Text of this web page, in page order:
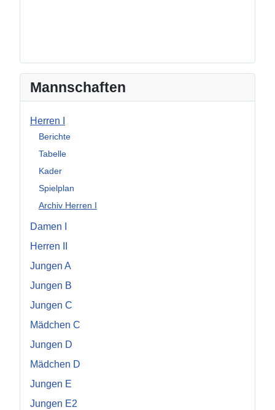
Mannschaften
Herren I
Berichte
Tabelle
Kader
Spielplan
Archiv Herren I
Damen I
Herren II
Jungen A
Jungen B
Jungen C
Mädchen C
Jungen D
Mädchen D
Jungen E
Jungen E2